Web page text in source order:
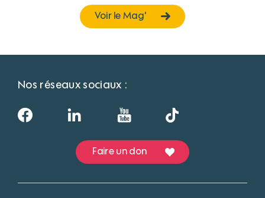
Voir le Mag'
Nos réseaux sociaux :
Faire un don